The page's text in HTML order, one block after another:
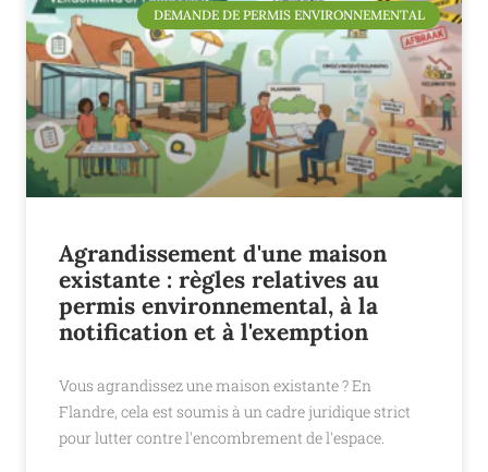
DEMANDE DE PERMIS ENVIRONNEMENTAL
Agrandissement d'une maison
existante : règles relatives au
permis environnemental, à la
notification et à l'exemption
Vous agrandissez une maison existante ? En
Flandre, cela est soumis à un cadre juridique strict
pour lutter contre l'encombrement de l'espace.